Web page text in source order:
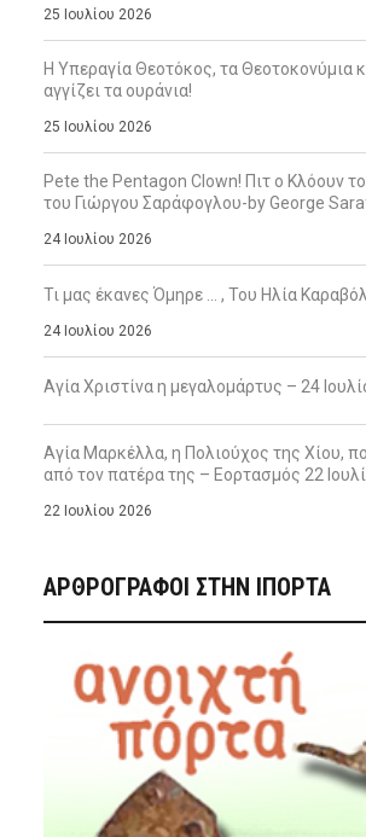
25 Ιουλίου 2026
Η Υπεραγία Θεοτόκος, τα Θεοτοκονύμια
αγγίζει τα ουράνια!
25 Ιουλίου 2026
Pete the Pentagon Clown! Πιτ ο Κλόουν
του Γιώργου Σαράφογλου-by George
24 Ιουλίου 2026
Τι μας έκανες Όμηρε … , Του Ηλία
24 Ιουλίου 2026
Αγία Χριστίνα η μεγαλομάρτυς – 24
Αγία Μαρκέλλα, η Πολιούχος της Χίου,
από τον πατέρα της – Εορτασμός 22
22 Ιουλίου 2026
ΑΡΘΡΟΓΡΑΦΟΙ ΣΤΗΝ IΠΟΡΤΑ